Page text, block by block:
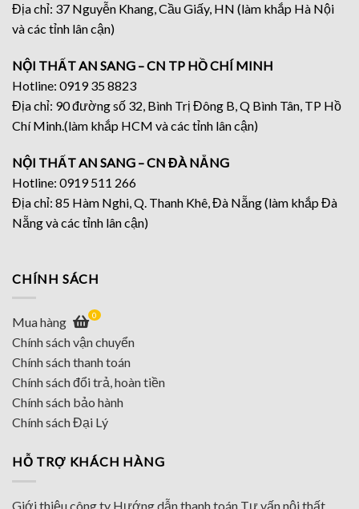
Địa chỉ: 37 Nguyễn Khang, Cầu Giấy, HN (làm khắp Hà Nội
và các tỉnh lân cận)
NỘI THẤT AN SANG – CN TP HỒ CHÍ MINH
Hotline: 0919 35 8823
Địa chỉ: 90 đường số 32, Bình Trị Đông B, Q Bình Tân, TP Hồ
Chí Minh.(làm khắp HCM và các tỉnh lân cận)
NỘI THẤT AN SANG – CN ĐÀ NẴNG
Hotline: 0919 511 266
Địa chỉ: 85 Hàm Nghi, Q. Thanh Khê, Đà Nẵng (làm khắp Đà
Nẵng và các tỉnh lân cận)
CHÍNH SÁCH
Mua hàng 0
Chính sách vận chuyển
Chính sách thanh toán
Chính sách đổi trả, hoàn tiền
Chính sách bảo hành
Chính sách Đại Lý
HỖ TRỢ KHÁCH HÀNG
Giới thiệu công ty Hướng dẫn thanh toán Tư vấn nội thất